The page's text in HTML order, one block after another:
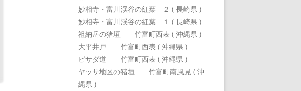
妙相寺・富川渓谷の紅葉 ２ ( 長崎県 )
妙相寺・富川渓谷の紅葉 １ ( 長崎県 )
祖納岳の猪垣 竹富町西表 ( 沖縄県 )
大平井戸 竹富町西表 ( 沖縄県 )
ピサダ道 竹富町西表 ( 沖縄県 )
ヤッサ地区の猪垣 竹富町南風見 ( 沖
縄県 )